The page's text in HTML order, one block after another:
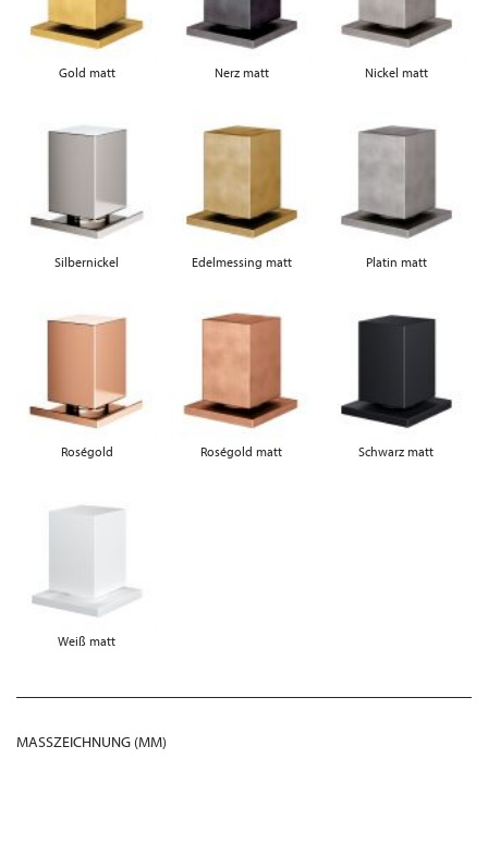
Gold matt Nerz matt Nickel matt
Silbernickel Edelmessing matt Platin matt
Roségold Roségold matt Schwarz matt
Weiß matt
MASSZEICHNUNG (MM)